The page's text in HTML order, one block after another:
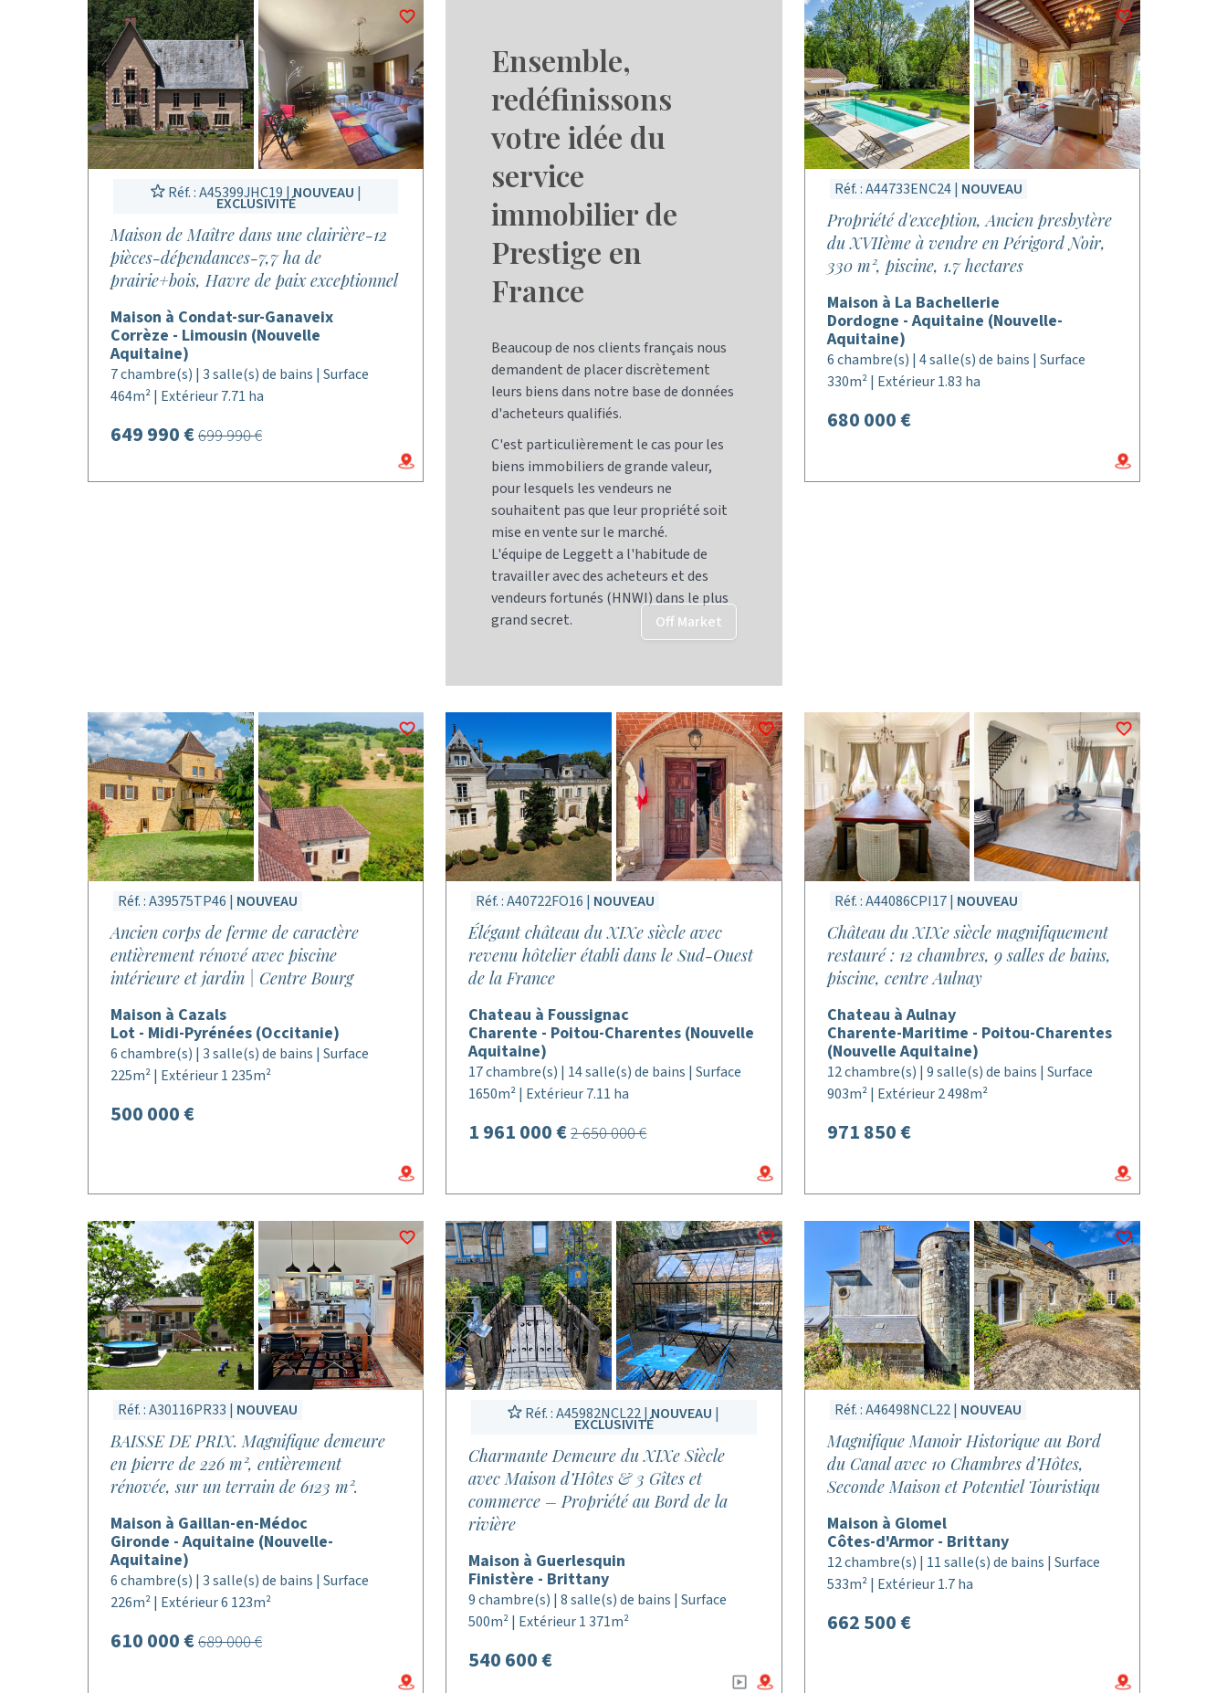
Réf. : A45399JHC19 |NOUVEAU |
EXCLUSIVITÉ
Maison de Maître dans une clairière-12
pièces-dépendances-7,7 ha de
prairie+bois, Havre de paix exceptionnel
Maison à Condat-sur-Ganaveix
Corrèze - Limousin (Nouvelle
Aquitaine)
7 chambre(s) | 3 salle(s) de bains | Surface
464m² | Extérieur 7.71 ha
649 990 €699 990 €
Ensemble,
redéfinissons
votre idée du
service
immobilier de
Prestige en
France
Beaucoup de nos clients français nous
demandent de placer discrètement
leurs biens dans notre base de données
d'acheteurs qualifiés.
C'est particulièrement le cas pour les
biens immobiliers de grande valeur,
pour lesquels les vendeurs ne
souhaitent pas que leur propriété soit
mise en vente sur le marché.
L'équipe de Leggett a l'habitude de
travailler avec des acheteurs et des
vendeurs fortunés (HNWI) dans le plus
grand secret.
Off Market
Réf. : A44733ENC24 | NOUVEAU
Propriété d'exception, Ancien presbytère
du XVIIème à vendre en Périgord Noir,
330 m², piscine, 1.7 hectares
Maison à La Bachellerie
Dordogne - Aquitaine (Nouvelle-
Aquitaine)
6 chambre(s) | 4 salle(s) de bains | Surface
330m² | Extérieur 1.83 ha
680 000 €
Réf. : A39575TP46 | NOUVEAU
Ancien corps de ferme de caractère
entièrement rénové avec piscine
intérieure et jardin | Centre Bourg
Maison à Cazals
Lot - Midi-Pyrénées (Occitanie)
6 chambre(s) | 3 salle(s) de bains | Surface
225m² | Extérieur 1 235m²
500 000 €
Réf. : A40722FO16 | NOUVEAU
Élégant château du XIXe siècle avec
revenu hôtelier établi dans le Sud-Ouest
de la France
Chateau à Foussignac
Charente - Poitou-Charentes (Nouvelle
Aquitaine)
17 chambre(s) | 14 salle(s) de bains | Surface
1650m² | Extérieur 7.11 ha
1 961 000 €2 650 000 €
Réf. : A44086CPI17 | NOUVEAU
Château du XIXe siècle magnifiquement
restauré : 12 chambres, 9 salles de bains,
piscine, centre Aulnay
Chateau à Aulnay
Charente-Maritime - Poitou-Charentes
(Nouvelle Aquitaine)
12 chambre(s) | 9 salle(s) de bains | Surface
903m² | Extérieur 2 498m²
971 850 €
Réf. : A30116PR33 | NOUVEAU
BAISSE DE PRIX. Magnifique demeure
en pierre de 226 m², entièrement
rénovée, sur un terrain de 6123 m².
Maison à Gaillan-en-Médoc
Gironde - Aquitaine (Nouvelle-
Aquitaine)
6 chambre(s) | 3 salle(s) de bains | Surface
226m² | Extérieur 6 123m²
610 000 €689 000 €
Réf. : A45982NCL22 |NOUVEAU |
EXCLUSIVITÉ
Charmante Demeure du XIXe Siècle
avec Maison d’Hôtes & 3 Gîtes et
commerce – Propriété au Bord de la
rivière
Maison à Guerlesquin
Finistère - Brittany
9 chambre(s) | 8 salle(s) de bains | Surface
500m² | Extérieur 1 371m²
540 600 €
Réf. : A46498NCL22 | NOUVEAU
Magnifique Manoir Historique au Bord
du Canal avec 10 Chambres d’Hôtes,
Seconde Maison et Potentiel Touristiqu
Maison à Glomel
Côtes-d'Armor - Brittany
12 chambre(s) | 11 salle(s) de bains | Surface
533m² | Extérieur 1.7 ha
662 500 €